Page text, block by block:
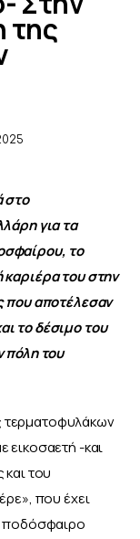
της
στο
για τα
το
καριέρα του στην
που αποτέλεσαν
το δέσιμο του
πόλη του
τερματοφυλάκων
εικοσαετή -και
του
που έχει
ποδόσφαιρο